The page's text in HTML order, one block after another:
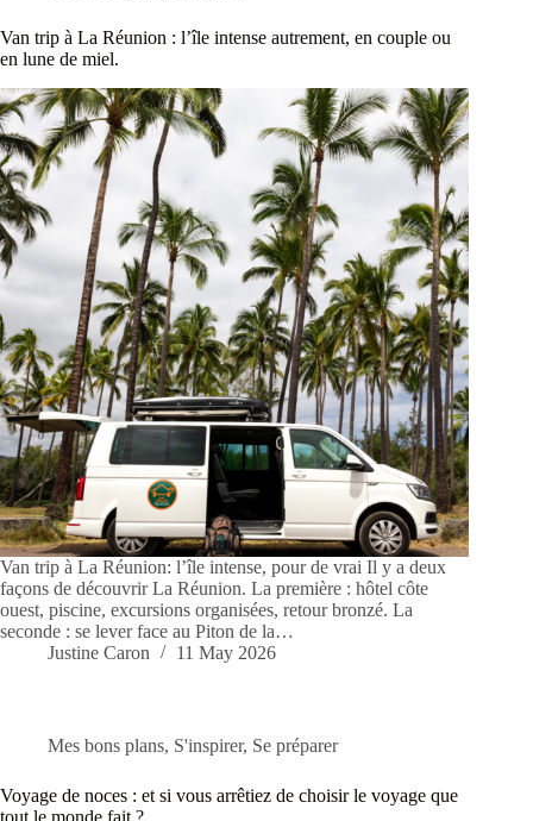
Van trip à La Réunion : l’île intense autrement, en couple ou
en lune de miel.
Van trip à La Réunion: l’île intense, pour de vrai Il y a deux
façons de découvrir La Réunion. La première : hôtel côte
ouest, piscine, excursions organisées, retour bronzé. La
seconde : se lever face au Piton de la…
Justine Caron
11 May 2026
Mes bons plans, S'inspirer, Se préparer
Voyage de noces : et si vous arrêtiez de choisir le voyage que
tout le monde fait ?